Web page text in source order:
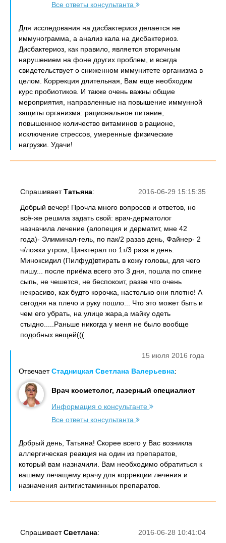
Все ответы консультанта
Для исследования на дисбактериоз делается не
иммунограмма, а анализ кала на дисбактериоз.
Дисбактериоз, как правило, является вторичным
нарушением на фоне других проблем, и всегда
свидетельствует о сниженном иммунитете организма в
целом. Коррекция длительная, Вам еще необходим
курс пробиотиков. И также очень важны общие
мероприятия, направленные на повышение иммунной
защиты организма: рациональное питание,
повышенное количество витаминов в рационе,
исключение стрессов, умеренные физические
нагрузки. Удачи!
2016-06-29 15:15:35
СпрашиваетТатьяна:
Добрый вечер! Прочла много вопросов и ответов, но
всё-же решила задать свой: врач-дерматолог
назначила лечение (алопеция и дерматит, мне 42
года)- Элиминал-гель, по пак/2 разав день, Файнер- 2
ч/ложки утром, Цинктерал по 1т/3 раза в день.
Миноксидил (Пилфуд)втирать в кожу головы, для чего
пишу... после приёма всего это 3 дня, пошла по спине
сыпь, не чешется, не беспокоит, разве что очень
некрасиво, как будто корочка, настолько они плотно! А
сегодня на плечо и руку пошло... Что это может быть и
чем его убрать, на улице жара,а майку одеть
стыдно.....Раньше никогда у меня не было вообще
подобных вещей(((
15 июля 2016 года
ОтвечаетСтадницкая Светлана Валерьевна:
Врач косметолог, лазерный специалист
Информация о консультанте
Все ответы консультанта
Добрый день, Татьяна! Скорее всего у Вас возникла
аллергическая реакция на один из препаратов,
который вам назначили. Вам необходимо обратиться к
вашему лечащему врачу для коррекции лечения и
назначения антигистаминных препаратов.
2016-06-28 10:41:04
СпрашиваетСветлана: